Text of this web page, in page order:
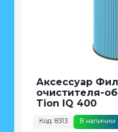
Аксессуар
очистителя-
Tion IQ 400
Код: 8313 В наличии